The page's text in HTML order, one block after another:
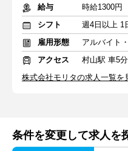
給与
時給1300円
シフト
雇用形態
アルバイト
アクセス
村山駅 車5分
株式会社モリタの求人一覧を
条件を変更して求人を